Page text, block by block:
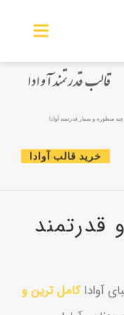
صفحه اصلی
خدمات و پشتیبانی
منظوره و بسیار قدرتمند آوادا
خرید قالب آوادا
قدرتمند
آواداکامل ترین و